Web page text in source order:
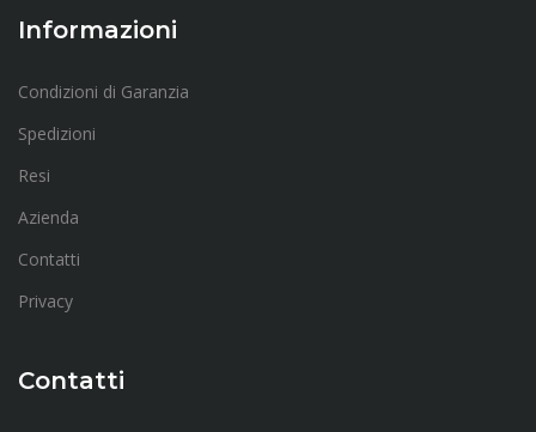
Informazioni
Condizioni di Garanzia
Spedizioni
Resi
Azienda
Contatti
Privacy
Contatti